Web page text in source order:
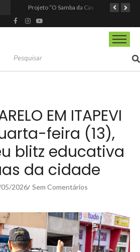
EM ITAPEVI
feira (13),
blitz educativa
da cidade
2026/ Sem Comentários